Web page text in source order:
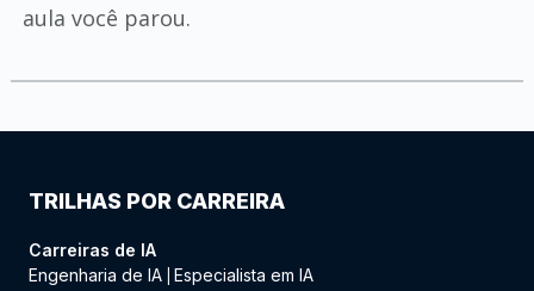
aula você parou.
TRILHAS POR CARREIRA
Carreiras de IA
Engenharia de IA Especialista em IA